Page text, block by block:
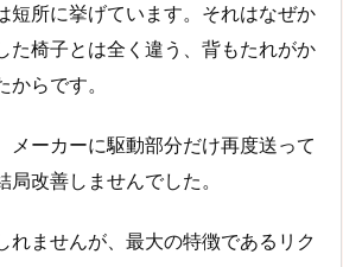
短所に挙げています。それはなぜか
た椅子とは全く違う、背もたれがか
らです。
メーカーに駆動部分だけ再度送って
改善しませんでした。
れませんが、最大の特徴であるリク